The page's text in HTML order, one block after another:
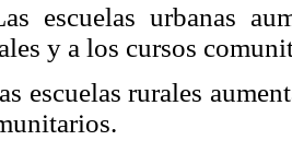
escuelas urbanas
y a los cursos
escuelas rurales